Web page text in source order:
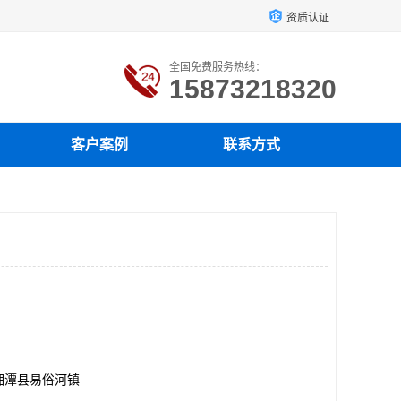
资质认证
全国免费服务热线：
15873218320
客户案例 联系方式
潭县易俗河镇